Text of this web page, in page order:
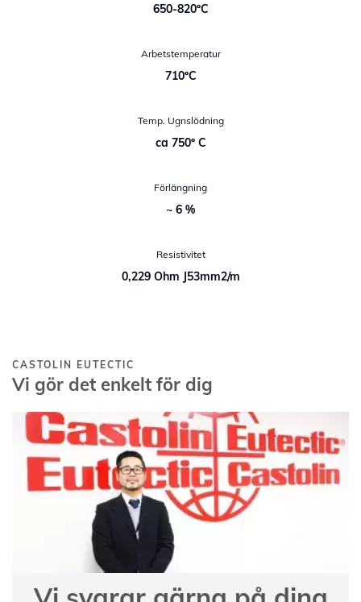
650-820ºC
Arbetstemperatur
710ºC
Temp. Ugnslödning
ca 750º C
Förlängning
~ 6 %
Resistivitet
0,229 Ohm J53mm2/m
CASTOLIN EUTECTIC
Vi gör det enkelt för dig